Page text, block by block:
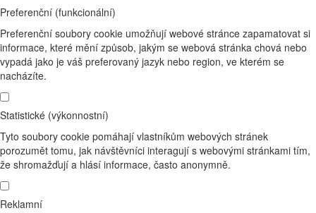
Preferenční (funkcionální)
Preferenční soubory cookie umožňují webové stránce zapamatovat si
informace, které mění způsob, jakým se webová stránka chová nebo
vypadá jako je váš preferovaný jazyk nebo region, ve kterém se
nacházíte.
Statistické (výkonnostní)
Tyto soubory cookie pomáhají vlastníkům webových stránek
porozumět tomu, jak návštěvníci interagují s webovými stránkami tím,
že shromažďují a hlásí informace, často anonymně.
Reklamní